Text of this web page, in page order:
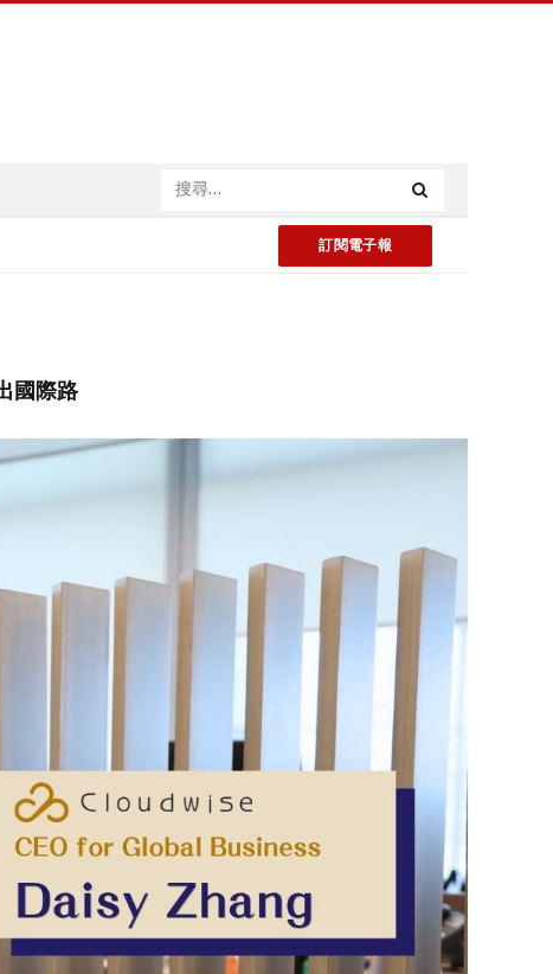
訂閱電子報
國際路